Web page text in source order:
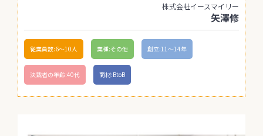
株式会社イースマイリー
矢澤修
従業員数:6～10人 業種:その他 創立:11〜14年
決裁者の年齢:40代 商材:BtoB